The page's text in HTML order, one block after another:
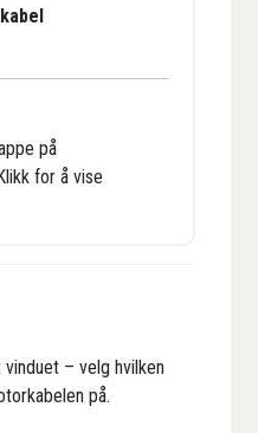
på
for å vise
– velg hvilken
på.